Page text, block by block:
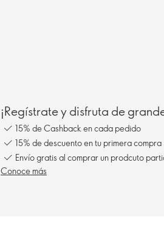
¡Regístrate y disfruta de
15% de Cashback en cada pedido
15% de descuento en tu primera compra
Envío gratis al comprar un prodcuto
Conoce más